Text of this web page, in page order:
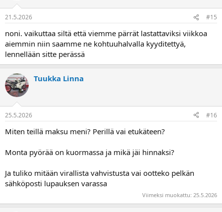
21.5.2026 #15
noni. vaikuttaa siltä että viemme pärrät lastattaviksi viikkoa
aiemmin niin saamme ne kohtuuhalvalla kyyditettyä,
lennellään sitte perässä
Tuukka Linna
25.5.2026 #16
Miten teillä maksu meni? Perillä vai etukäteen?
Monta pyörää on kuormassa ja mikä jäi hinnaksi?
Ja tuliko mitään virallista vahvistusta vai ootteko pelkän
sähköposti lupauksen varassa
Viimeksi muokattu: 25.5.2026